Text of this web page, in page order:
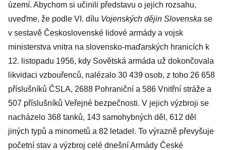
území. Abychom si učinili představu o jejich rozsahu,
uveďme, že podle VI. dílu Vojenských dějin Slovenska se
v sestavě Československé lidové armády a vojsk
ministerstva vnitra na slovensko-maďarských hranicích k
12. listopadu 1956, kdy Sovětská armáda už dokončovala
likvidaci vzbouřenců, nalézalo 30 439 osob, z toho 26 658
příslušníků ČSLA, 2688 Pohraniční a 586 Vnitřní stráže a
507 příslušníků Veřejné bezpečnosti. V jejich výzbroji se
nacházelo 368 tanků, 143 samohybných děl, 612 děl
jiných typů a minometů a 82 letadel. To výrazně převyšuje
početní stav a výzbroj celé dnešní Armády České